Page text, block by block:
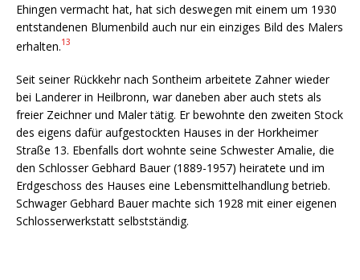
Ehingen vermacht hat, hat sich deswegen mit einem um 1930
entstandenen Blumenbild auch nur ein einziges Bild des Malers
erhalten.13
Seit seiner Rückkehr nach Sontheim arbeitete Zahner wieder
bei Landerer in Heilbronn, war daneben aber auch stets als
freier Zeichner und Maler tätig. Er bewohnte den zweiten Stock
des eigens dafür aufgestockten Hauses in der Horkheimer
Straße 13. Ebenfalls dort wohnte seine Schwester Amalie, die
den Schlosser Gebhard Bauer (1889-1957) heiratete und im
Erdgeschoss des Hauses eine Lebensmittelhandlung betrieb.
Schwager Gebhard Bauer machte sich 1928 mit einer eigenen
Schlosserwerkstatt selbstständig.